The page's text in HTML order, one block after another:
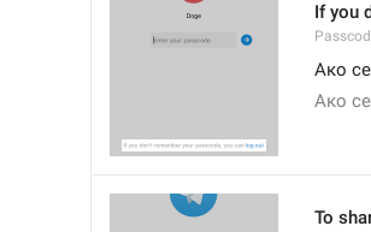
If you
Ако
Ако
To